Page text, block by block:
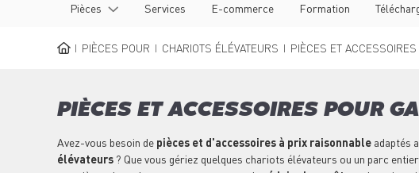
navigation
Pièces Services E-commerce Formation
PIÈCES POUR CHARIOTS ÉLÉVATEURS PIÈCES ET
PIÈCES ET ACCESSOIRES POUR
Avez-vous besoin de pièces et d'accessoires à prix raisonnable adaptés
élévateurs ? Que vous gériez quelques chariots élévateurs ou un parc